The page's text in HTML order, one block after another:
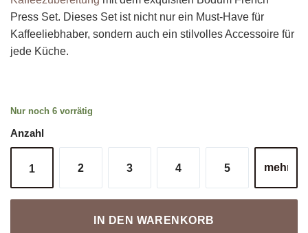
Press Set. Dieses Set ist nicht nur ein Must-Have für
Kaffeeliebhaber, sondern auch ein stilvolles Accessoire für
jede Küche.
Nur noch 6 vorrätig
Anzahl
1 2 3 4 5
IN DEN WARENKORB